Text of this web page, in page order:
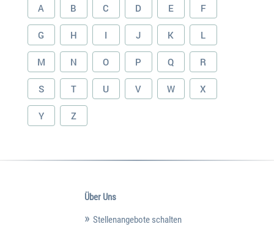
A B C D E F
G H I J K L
M N O P Q R
S T U V W X
Y Z
Über Uns
Stellenangebote schalten